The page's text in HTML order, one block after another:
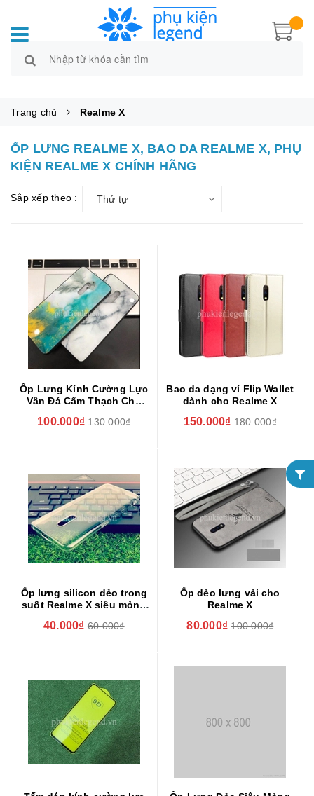
Trang chủ Realme X
ỐP LƯNG REALME X, BAO DA REALME X, PHỤ
KIỆN REALME X CHÍNH HÃNG
Sắp xếp theo : Thứ tự
Ốp Lưng Kính Cường Lực
Vân Đá Cẩm Thạch Cho
100.000₫ 130.000₫
Bao da dạng ví Flip Wallet
dành cho Realme X
150.000₫ 180.000₫
Ốp lưng silicon dẻo trong
suốt Realme X siêu mỏng
40.000₫ 60.000₫
Ốp dẻo lưng vải cho
Realme X
80.000₫ 100.000₫